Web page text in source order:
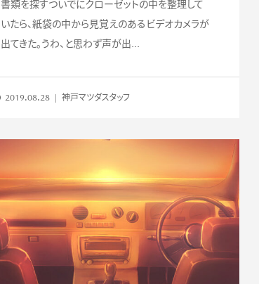
書類を探すついでにクローゼットの中を整理して
いたら、紙袋の中から見覚えのあるビデオカメラが
出てきた。うわ、と思わず声が出...
2019.08.28 神戸マツダスタッフ